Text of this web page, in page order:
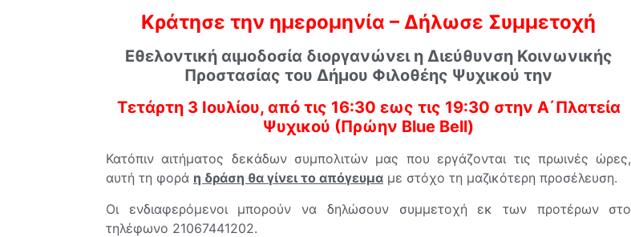
Κράτησε την ημερομηνία – Δήλωσε Συμμετοχή
Εθελοντική αιμοδοσία διοργανώνει η Διεύθυνση Κοινωνικής
Προστασίας του Δήμου Φιλοθέης Ψυχικού την
Τετάρτη 3 Ιουλίου, από τις 16:30 εως τις 19:30 στην Α΄Πλατεία
Ψυχικού (Πρώην Blue Bell)
Κατόπιν αιτήματος δεκάδων συμπολιτών μας που εργάζονται τις πρωινές ώρες,
αυτή τη φορά η δράση θα γίνει το απόγευμα με στόχο τη μαζικότερη προσέλευση.
Οι ενδιαφερόμενοι μπορούν να δηλώσουν συμμετοχή εκ των προτέρων στο
τηλέφωνο 21067441202.